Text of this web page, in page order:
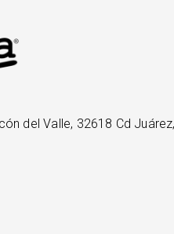
del Valle, 32618 Cd